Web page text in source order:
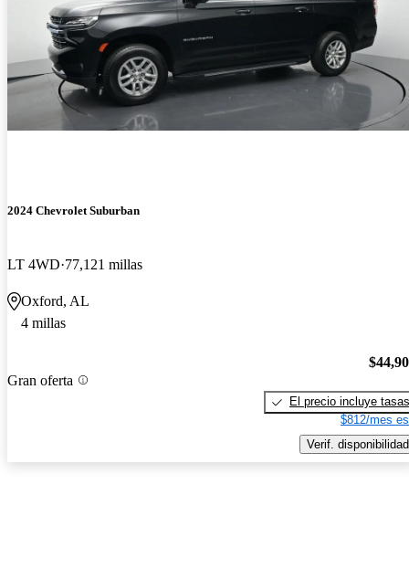
2024 Chevrolet Suburban
LT 4WD 77,121 millas
Oxford, AL
4 millas
Gran oferta
El precio incluye tasas
$812/mes
Verif. disponibilidad